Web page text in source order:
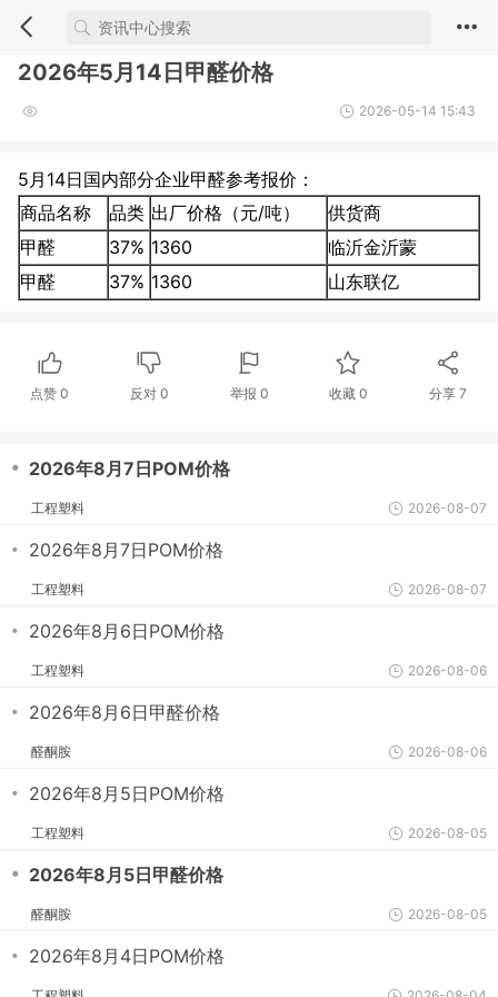
2026年5月14日甲醛价格
2026-05-14 15:43
5月14日国内部分企业甲醛参考报价：
商品名称
品类 出厂价格（元/吨）
供货商
甲醛
37% 1360
临沂金沂蒙
甲醛
37% 1360 山东联亿
点赞0 反对 0 举报 0 收藏 0 分享7
・ 2026年8月7日POM价格
工程塑料 2026-08-07
・ 2026年8月7日POM价格
工程塑料 2026-08-07
・ 2026年8月6日POM价格
工程塑料 2026-08-06
・ 2026年8月6日甲醛价格
醛酮胺 2026-08-06
・ 2026年8月5日POM价格
工程塑料 2026-08-05
・ 2026年8月5日甲醛价格
醛酮胺 2026-08-05
・ 2026年8月4日POM价格